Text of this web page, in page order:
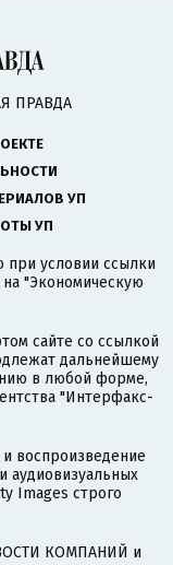
ПРАВДА
УП
УП
при условии ссылки
"Экономическую
сайте со ссылкой
дальнейшему
в любой форме,
"Интерфакс-
воспроизведение
аудиовизуальных
Images строго
КОМПАНИЙ и